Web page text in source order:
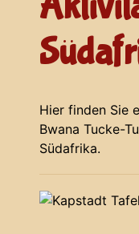
Hier finden Sie
Bwana Tucke-
Südafrika.